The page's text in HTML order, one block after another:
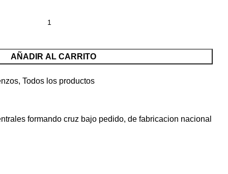
AÑADIR AL CARRITO
, Todos los productos
formando cruz bajo pedido, de fabricacion nacional